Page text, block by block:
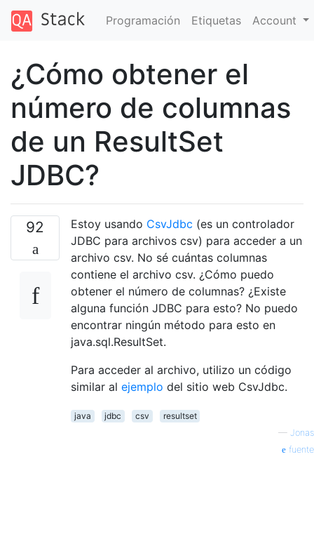
Programación Etiquetas Account
¿Cómo obtener el
número de columnas
de un ResultSet
JDBC?
92 Estoy usando CsvJdbc (es un controlador
JDBC para archivos csv) para acceder a un
archivo csv. No sé cuántas columnas
contiene el archivo csv. ¿Cómo puedo
obtener el número de columnas? ¿Existe
alguna función JDBC para esto? No puedo
encontrar ningún método para esto en
java.sql.ResultSet.
Para acceder al archivo, utilizo un código
similar al ejemplo del sitio web CsvJdbc.
java jdbc csv
resultset
— Jonas
fuente